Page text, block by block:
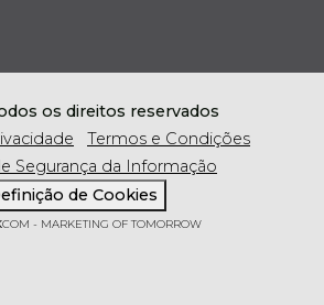
os direitos reservados
Termos e Condições
Segurança da Informação
de Cookies
COM - MARKETING OF TOMORROW